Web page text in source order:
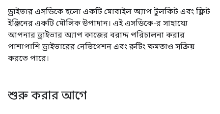
ড্রাইভার এসডিকে হলো একটি মোবাইল অ্যাপ টুলকিট এবং ফ্লিট
ইঞ্জিনের একটি মৌলিক উপাদান। এই এসডিকে-র সাহায্যে
আপনার ড্রাইভার অ্যাপ কাজের বরাদ্দ পরিচালনা করার
পাশাপাশি ড্রাইভারের নেভিগেশন এবং রুটিং ক্ষমতাও সক্রিয়
করতে পারে।
শুরু করার আগে